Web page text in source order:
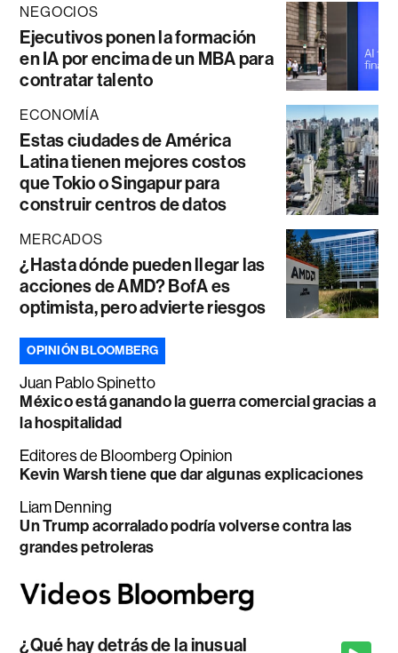
NEGOCIOS
Ejecutivos ponen la formación
en IA por encima de un MBA para
contratar talento
ECONOMÍA
Estas ciudades de América
Latina tienen mejores costos
que Tokio o Singapur para
construir centros de datos
MERCADOS
¿Hasta dónde pueden llegar las
acciones de AMD? BofA es
optimista, pero advierte riesgos
OPINIÓN BLOOMBERG
Juan Pablo Spinetto
México está ganando la guerra comercial gracias a
la hospitalidad
Editores de Bloomberg Opinion
Kevin Warsh tiene que dar algunas explicaciones
Liam Denning
Un Trump acorralado podría volverse contra las
grandes petroleras
¿Qué hay detrás de la inusual